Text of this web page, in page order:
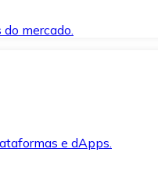
mercado.
e dApps.